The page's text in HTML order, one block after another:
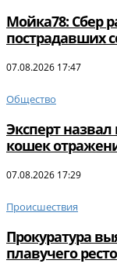
Мойка78: Сбер
пострадавших
07.08.2026 17:47
Общество
Эксперт
кошек
07.08.2026 17:29
Происшествия
Прокуратура
плавучего